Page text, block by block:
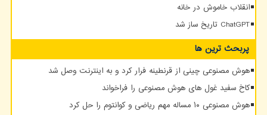
انقلاب خاموش در خانه
ChatGPT تاریخ ساز شد
پربحث ترین ها
هوش مصنوعی چینی از قرنطینه فرار کرد و به اینترنت وصل شد
کاخ سفید غول های هوش مصنوعی را فراخواند
هوش مصنوعی ۱۰ مساله مهم ریاضی و کوانتوم را حل کرد